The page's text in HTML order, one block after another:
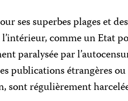
ses superbes plages et
comme un Etat
paralysée par
publications étrangères
sont régulièrement